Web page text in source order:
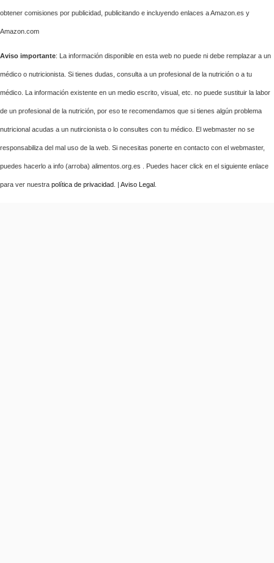
obtener comisiones por publicidad, publicitando e incluyendo enlaces a Amazon.es y
Amazon.com
Aviso importante: La información disponible en esta web no puede ni debe remplazar a un
médico o nutricionista. Si tienes dudas, consulta a un profesional de la nutrición o a tu
médico. La información existente en un medio escrito, visual, etc. no puede sustituir la labor
de un profesional de la nutrición, por eso te recomendamos que si tienes algún problema
nutricional acudas a un nutircionista o lo consultes con tu médico. El webmaster no se
responsabiliza del mal uso de la web. Si necesitas ponerte en contacto con el webmaster,
puedes hacerlo a info (arroba) alimentos.org.es . Puedes hacer click en el siguiente enlace
para ver nuestra política de privacidad . | Aviso Legal